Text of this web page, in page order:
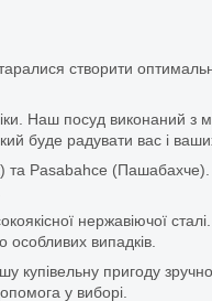
створити
Наш посуд виконаний з
буде радувати вас і
та Pasabahce
нержавіючої
випадків.
купівельну пригоду
у виборі.